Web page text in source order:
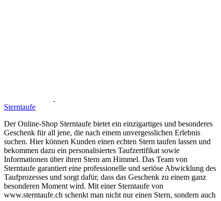
Sterntaufe
Der Online-Shop Sterntaufe bietet ein einzigartiges und besonderes
Geschenk für all jene, die nach einem unvergesslichen Erlebnis
suchen. Hier können Kunden einen echten Stern taufen lassen und
bekommen dazu ein personalisiertes Taufzertifikat sowie
Informationen über ihren Stern am Himmel. Das Team von
Sterntaufe garantiert eine professionelle und seriöse Abwicklung des
Taufprozesses und sorgt dafür, dass das Geschenk zu einem ganz
besonderen Moment wird. Mit einer Sterntaufe von
www.sterntaufe.ch schenkt man nicht nur einen Stern, sondern auch